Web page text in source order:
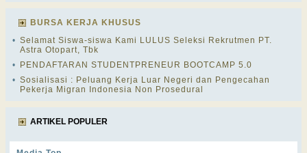
BURSA KERJA KHUSUS
• Selamat Siswa-siswa Kami LULUS Seleksi Rekrutmen PT.
Astra Otopart, Tbk
•
PENDAFTARAN STUDENTPRENEUR BOOTCAMP 5.0
• Sosialisasi : Peluang Kerja Luar Negeri dan Pengecahan
Pekerja Migran Indonesia Non Prosedural
ARTIKEL POPULER